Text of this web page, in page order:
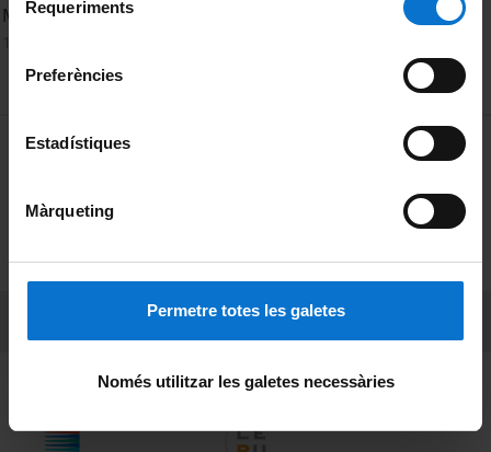
consultar laPolítica de galetes del lloc web de la
de Requeriments
Preferències
Estadístiques
Màrqueting
Permetre totes les galetes
Només utilitzar les galetes necessàries
Mesa redonda
MENÚ PEU 1
Privadesa i termes
Sobre UBtv
Fundadora de la Membre de la